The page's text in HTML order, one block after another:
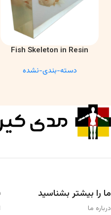
اطلاعات بیشتر
Fish Skeleton in Resin
Anatomy Specimen
دسته-بندی-نشده
ما را بیشتر بشناسید
درباره ما